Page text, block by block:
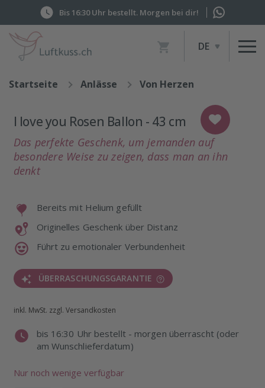
Bis 16:30 Uhr bestellt. Morgen bei dir!
Artikel
Warenkorb
DE
Startseite Anlässe Von Herzen
I love you Rosen Ballon - 43 cm
Das perfekte Geschenk, um jemanden auf
besondere Weise zu zeigen, dass man an ihn
denkt
Bereits mit Helium gefüllt
Originelles Geschenk über Distanz
Führt zu emotionaler Verbundenheit
ÜBERRASCHUNGSGARANTIE
inkl. MwSt. zzgl. Versandkosten
bis 16:30 Uhr bestellt - morgen überrascht (oder
am Wunschlieferdatum)
Nur noch wenige verfügbar